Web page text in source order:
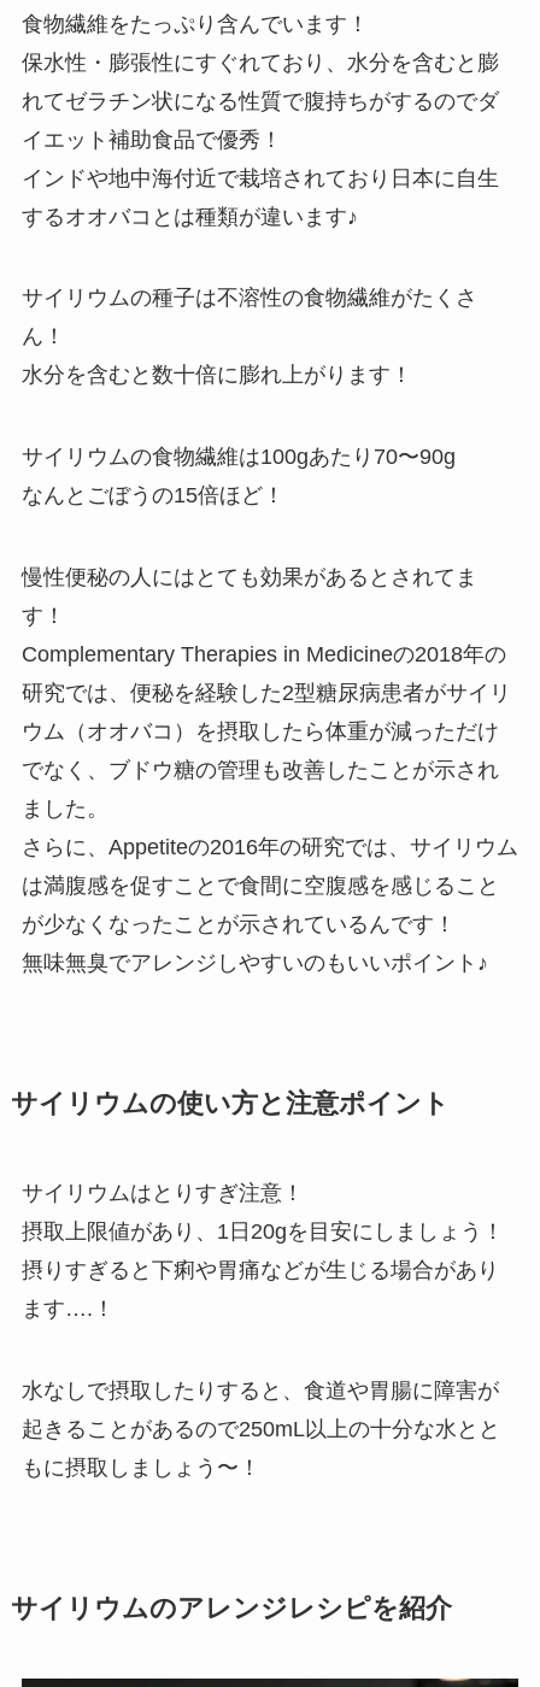
食物繊維をたっぷり含んでいます！
保水性・膨張性にすぐれており、水分を含むと膨
れてゼラチン状になる性質で腹持ちがするのでダ
イエット補助食品で優秀！
インドや地中海付近で栽培されており日本に自生
するオオバコとは種類が違います♪
サイリウムの種子は不溶性の食物繊維がたくさ
ん！
水分を含むと数十倍に膨れ上がります！
サイリウムの食物繊維は100gあたり70〜90g
なんとごぼうの15倍ほど！
慢性便秘の人にはとても効果があるとされてま
す！
Complementary Therapies in Medicineの2018年の
研究では、便秘を経験した2型糖尿病患者がサイリ
ウム（オオバコ）を摂取したら体重が減っただけ
でなく、ブドウ糖の管理も改善したことが示され
ました。
さらに、Appetiteの2016年の研究では、サイリウム
は満腹感を促すことで食間に空腹感を感じること
が少なくなったことが示されているんです！
無味無臭でアレンジしやすいのもいいポイント♪
サイリウムの使い方と注意ポイント
サイリウムはとりすぎ注意！
摂取上限値があり、1日20gを目安にしましょう！
摂りすぎると下痢や胃痛などが生じる場合があり
ます….！
水なしで摂取したりすると、食道や胃腸に障害が
起きることがあるので250mL以上の十分な水とと
もに摂取しましょう〜！
サイリウムのアレンジレシピを紹介